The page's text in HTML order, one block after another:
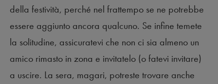
della festività, perché nel frattempo se ne potrebbe
essere aggiunto ancora qualcuno. Se infine temete
la solitudine, assicuratevi che non ci sia almeno un
amico rimasto in zona e invitatelo (o fatevi invitare)
a uscire. La sera, magari, potreste trovare anche